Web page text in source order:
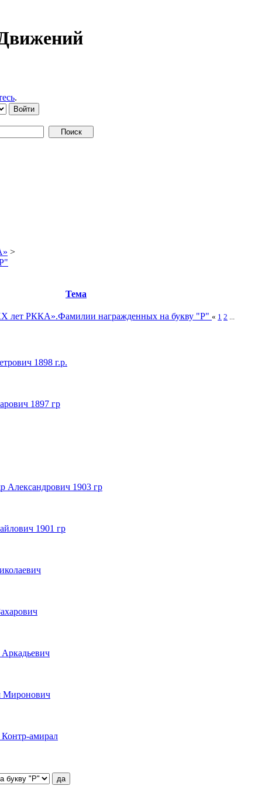
.
>
Тема
лет РККА».Фамилии награжденных на букву "Р" « 1 2 ...
1898 г.р.
1897 гр
Александрович 1903 гр
1901 гр
Миронович
амирал